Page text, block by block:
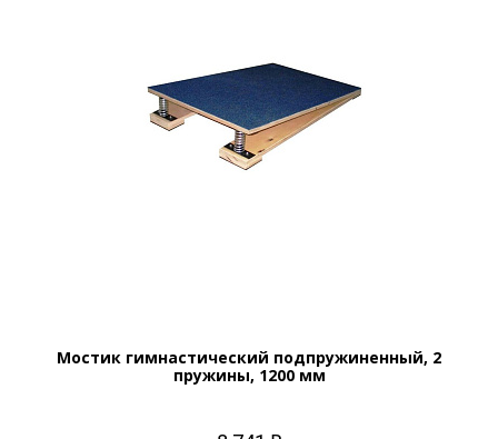
Мостик гимнастический подпружиненный, 2
пружины, 1200 мм